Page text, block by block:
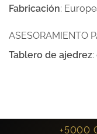
Fabricación:
ASESORAMIENTO
Tablero de ajedrez
+5000